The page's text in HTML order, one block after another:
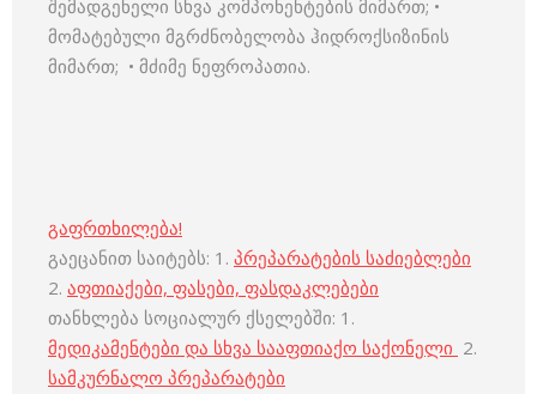
შემადგენელი სხვა კომპონენტების მიმართ; •
მომატებული მგრძნობელობა ჰიდროქსიზინის
მიმართ; • მძიმე ნეფროპათია.
გაფრთხილება!
გაეცანით საიტებს: 1. პრეპარატების საძიებლები
2. აფთიაქები, ფასები, ფასდაკლებები
თანხლება სოციალურ ქსელებში: 1.
მედიკამენტები და სხვა სააფთიაქო საქონელი 2.
სამკურნალო პრეპარატები